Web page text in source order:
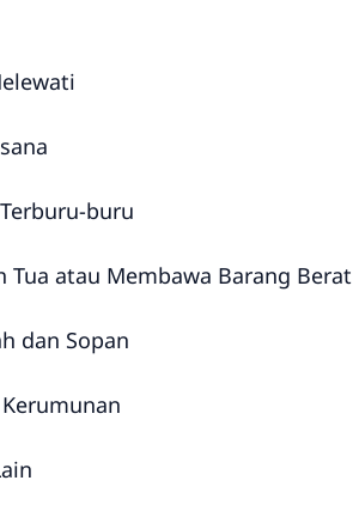
buru
Tua atau Membawa Barang Berat
dan Sopan